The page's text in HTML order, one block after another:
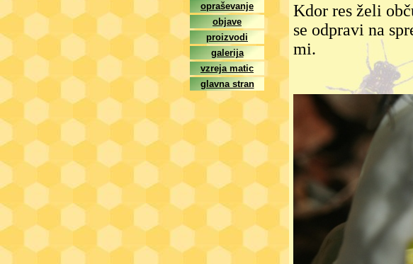
opraševanje
objave
proizvodi
galerija
vzreja matic
glavna stran
Kdor res želi
se odpravi na
mi.